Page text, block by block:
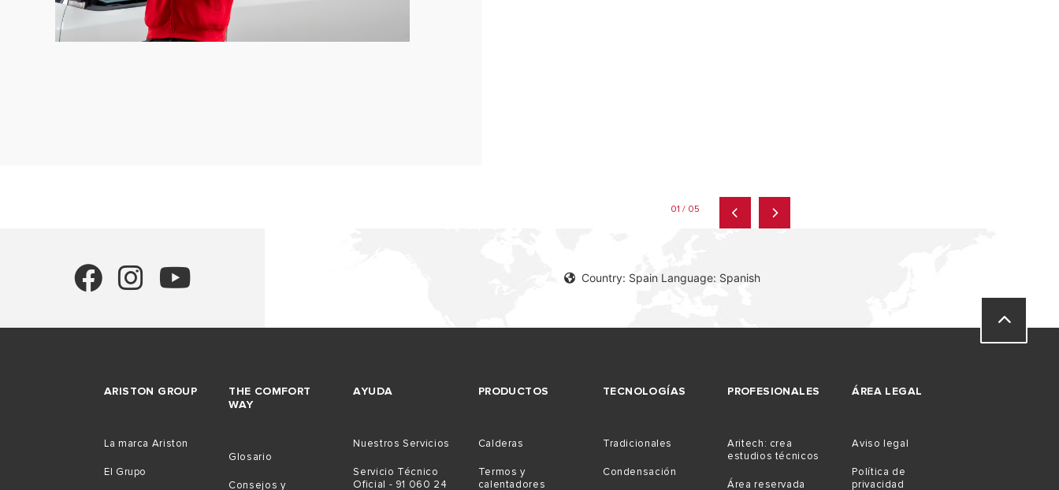
01 / 05
Country: Spain Language: Spanish
ARISTON GROUP
La marca Ariston
El Grupo
THE COMFORT
WAY
Glosario
Consejos y
AYUDA
Nuestros Servicios
Servicio Técnico
Oficial - 91 060 24
PRODUCTOS
Calderas
Termos y
calentadores
TECNOLOGÍAS
Tradicionales
Condensación
PROFESIONALES
Aritech: crea
estudios técnicos
Área reservada
ÁREA LEGAL
Aviso legal
Política de
privacidad